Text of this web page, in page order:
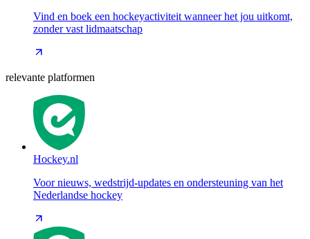
Vind en boek een hockeyactiviteit wanneer het jou uitkomt,
zonder vast lidmaatschap
relevante platformen
Hockey.nl
Voor nieuws, wedstrijd-updates en ondersteuning van het
Nederlandse hockey